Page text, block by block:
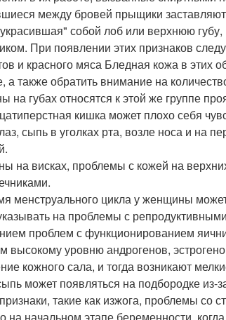
между бровей прыщики заставляют
собой лоб или верхнюю
При появлении этих признаков
и красного мяса Бледная кожа в этих
а также обратить внимание на
на губах относятся к этой же группе
кишка может плохо себя
сыпь в уголках рта, возле носа и на
на висках, проблемы с кожей на
менструального цикла у женщины
на проблемы с
проблем с функционированием
высокому уровню андрогенов,
кожного сала, и тогда возникают
может появляться на подбородке из-
такие как изжога, проблемы со